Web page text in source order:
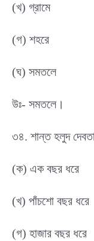
(খ) গ্রামে
(গ) শহরে
(ঘ) সমতলে
উঃ- সমতলে।
৩৪. শান্ত হলুদ
(ক) এক বছর ধরে
(খ) পাঁচশো বছর ধরে
(গ) হাজার বছর ধরে